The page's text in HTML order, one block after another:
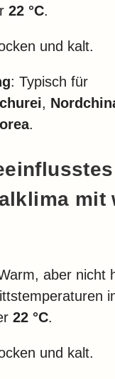
22 °C.
und kalt.
: Typisch für
,
.
mit
aber nicht
22 °C.
und kalt.